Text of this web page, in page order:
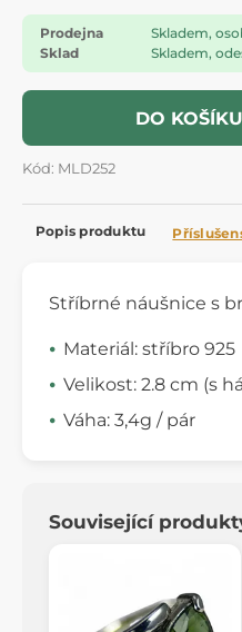
Prodejna
Skladem,
Sklad
Skladem,
DO KOŠÍKU
Kód: MLD252
Popis produktu
Stříbrné náušnice s
Materiál: stříbro 925
Velikost: 2.8 cm (s
Váha: 3,4g / pár
Související